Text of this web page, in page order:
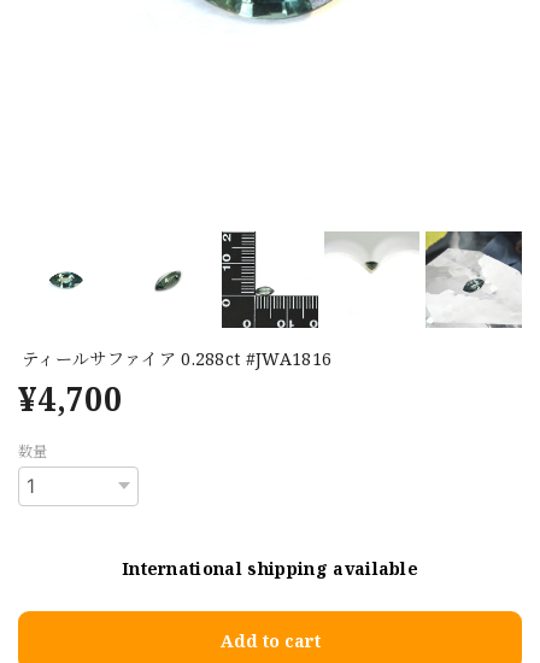
ティールサファイア 0.288ct #JWA1816
¥4,700
数量
International shipping available
Add to cart